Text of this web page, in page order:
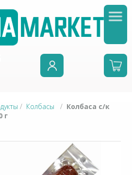
/ Колбасы / Колбаса с/к
г